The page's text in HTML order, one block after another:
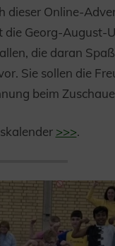
dieser Online-
Georg-August-
die daran
Sie sollen die
beim
>>>.